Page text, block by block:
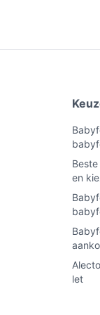
licht; test dit
praten en
geluid of beweging,
bij het
de specificaties
en
let